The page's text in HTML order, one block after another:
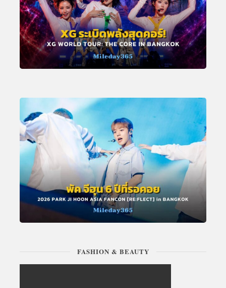
FASHION & BEAUTY